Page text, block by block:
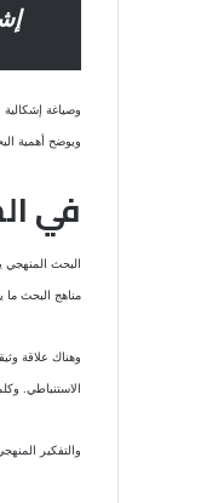
وصياغة
ويوضح أهمية
في
البحث المنهجي
مناهج البحث ما
وهناك علاقة
الاستنباطي.
والتفكير